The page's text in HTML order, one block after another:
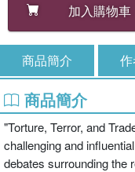
加入購物車
商品簡介
商品簡介
"Torture, Terror, and
challenging and
debates surrounding the